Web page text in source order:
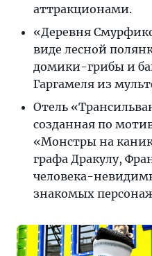
аттракционами.
«Деревня
виде лесной
домики-грибы и
Гаргамеля из
Отель
созданная по
«Монстры на
графа Дракулу,
человека-
знакомых